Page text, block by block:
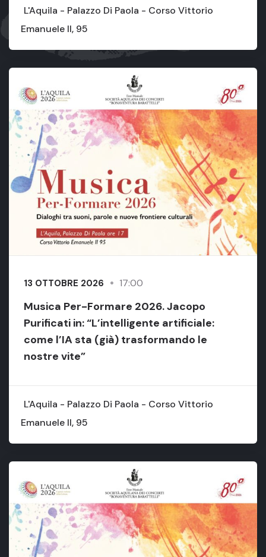
L'Aquila - Palazzo Di Paola - Corso Vittorio
Emanuele II, 95
13 OTTOBRE 2026 17:00
Musica Per-Formare 2026. Jacopo
Purificati in: “L’intelligente artificiale:
come l’IA sta (già) trasformando le
nostre vite”
L'Aquila - Palazzo Di Paola - Corso Vittorio
Emanuele II, 95